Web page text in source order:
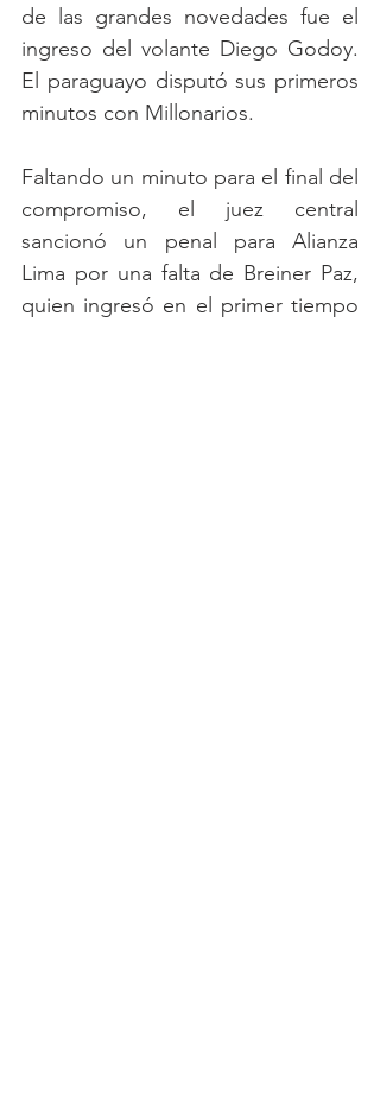
de las grandes novedades fue el
ingreso del volante Diego Godoy.
El paraguayo disputó sus primeros
minutos con Millonarios.
Faltando un minuto para el final del
compromiso, el juez central
sancionó un penal para Alianza
Lima por una falta de Breiner Paz,
quien ingresó en el primer tiempo